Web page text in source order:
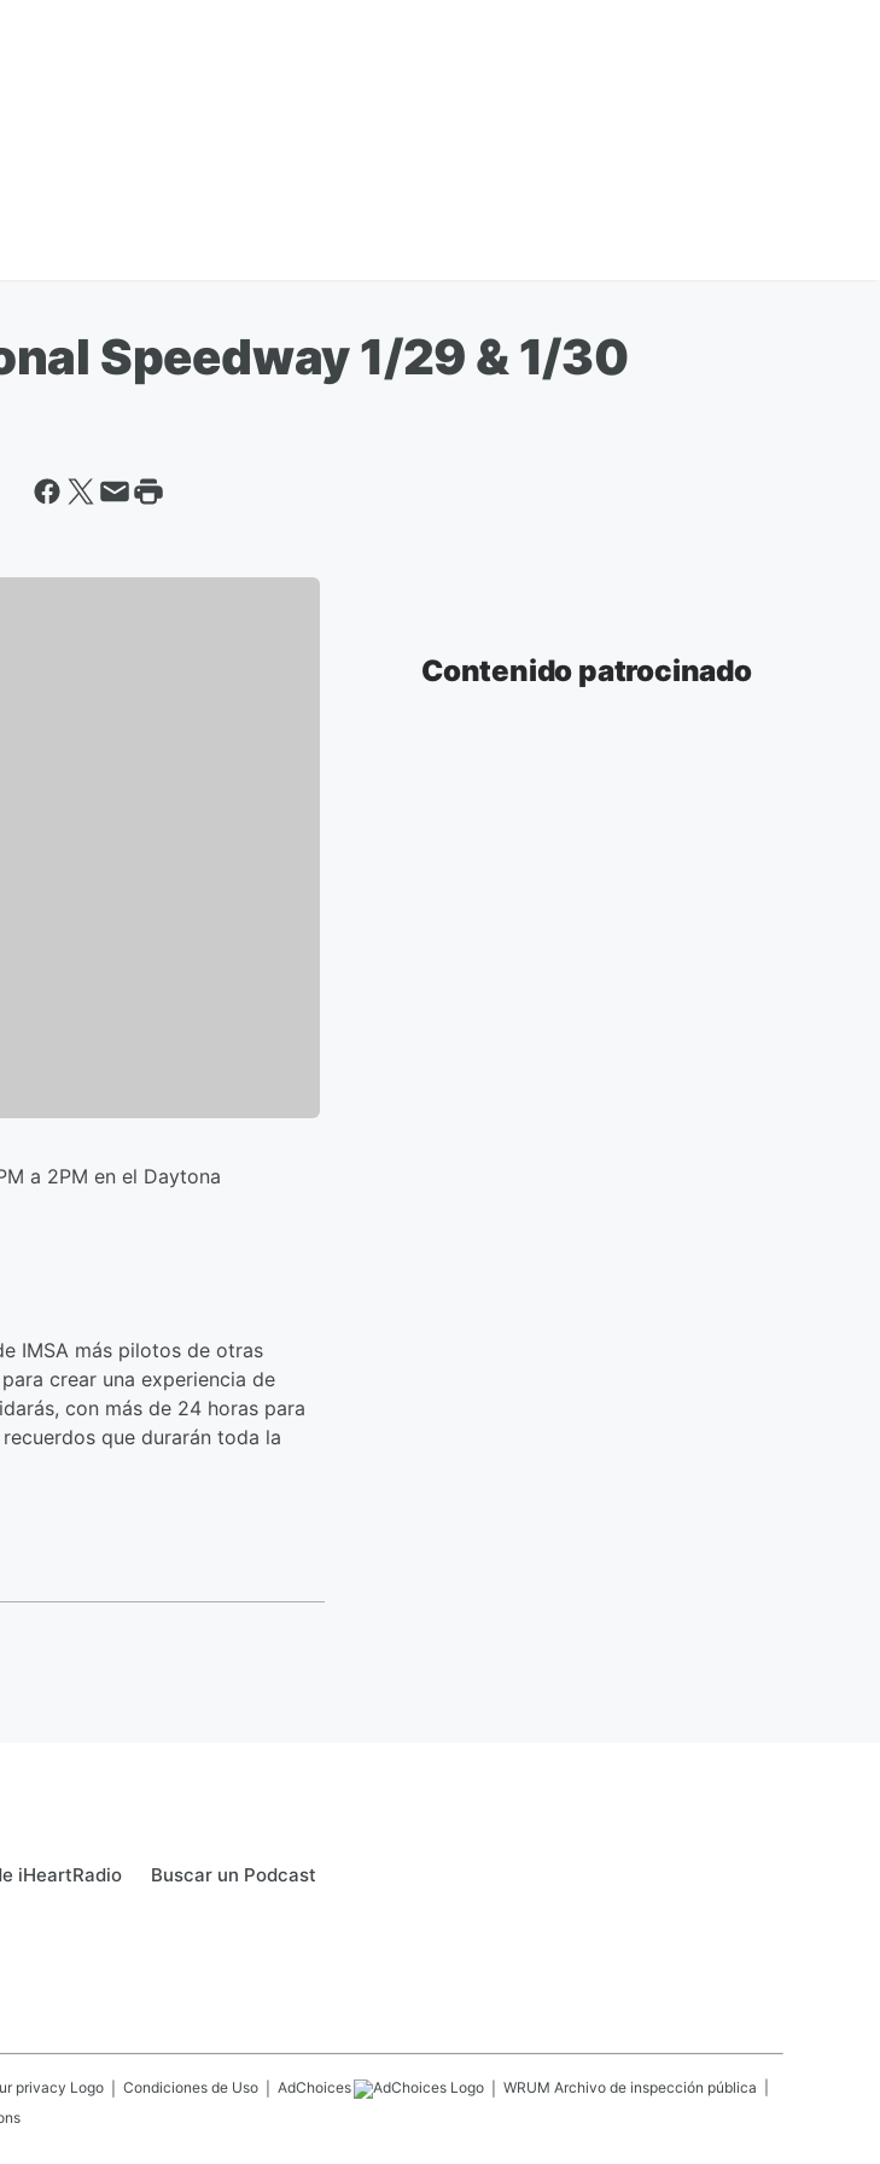
Speedway 1/29 & 1/30
a 2PM en el Daytona
IMSA más pilotos de otras
crear una experiencia de
con más de 24 horas para
que durarán toda la
Contenido patrocinado
iHeartRadio Buscar un Podcast
Condiciones de Uso AdChoices WRUM Archivo de inspección pública